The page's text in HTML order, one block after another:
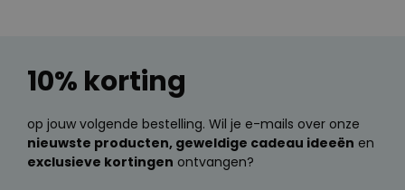
10% korting
op jouw volgende bestelling. Wil je e-mails over onze
nieuwste producten, geweldige cadeau ideeën en
exclusieve kortingen ontvangen?